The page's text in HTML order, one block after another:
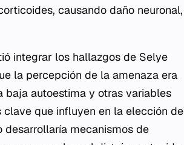
causando daño neuronal,
integrar los hallazgos de Selye
la percepción de la amenaza era
baja autoestima y otras variables
que influyen en la elección de
mecanismos de